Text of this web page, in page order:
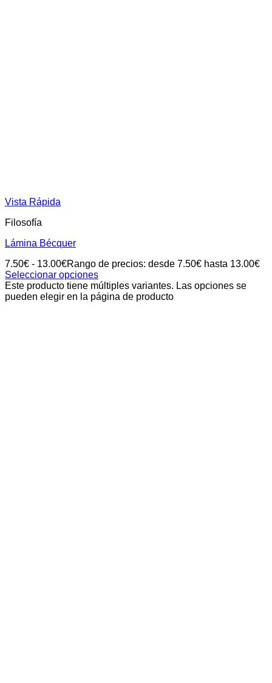
Vista Rápida
Filosofía
Lámina Bécquer
7.50€ - 13.00€Rango de precios: desde 7.50€ hasta 13.00€
Seleccionar opciones
Este producto tiene múltiples variantes. Las opciones se
pueden elegir en la página de producto